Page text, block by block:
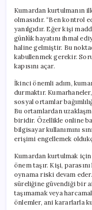
Kumardan kurtulmanın
olmasıdır. “Ben kontrol
yanılgıdır. Eğer kişi
günlük hayatını ihmal
haline gelmiştir. Bu
kabullenmek gerekir.
kapısını açar.
İkinci önemli adım,
durmaktır.
sosyal ortamlar
Bu ortamlardan
biridir. Özellikle online
bilgisayar kullanımını
erişimi engellemek
Kumardan kurtulmak
önem taşır. Kişi,
oynama riski devam
süreliğine güvendiği bir
taşımamak veya
önlemler, ani kararlarla